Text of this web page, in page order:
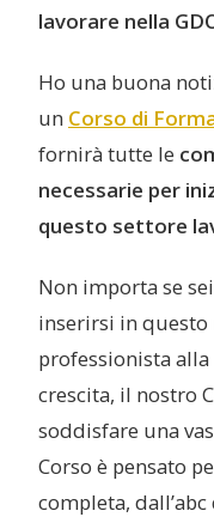
lavorare nella
Ho una buona
un Corso di
fornirà tutte le
necessarie per
questo settore
Non importa se
inserirsi in questo
professionista
crescita, il nostro
soddisfare una
Corso è pensato
completa,